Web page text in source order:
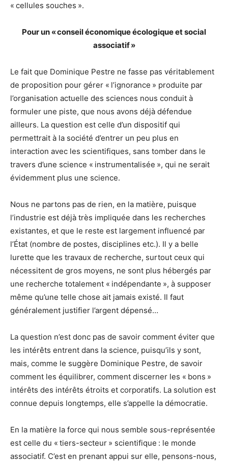
« cellules souches ».
Pour un « conseil économique écologique et social
associatif »
Le fait que Dominique Pestre ne fasse pas véritablement
de proposition pour gérer « l’ignorance » produite par
l’organisation actuelle des sciences nous conduit à
formuler une piste, que nous avons déjà défendue
ailleurs. La question est celle d’un dispositif qui
permettrait à la société d’entrer un peu plus en
interaction avec les scientifiques, sans tomber dans le
travers d’une science « instrumentalisée », qui ne serait
évidemment plus une science.
Nous ne partons pas de rien, en la matière, puisque
l’industrie est déjà très impliquée dans les recherches
existantes, et que le reste est largement influencé par
l’État (nombre de postes, disciplines etc.). Il y a belle
lurette que les travaux de recherche, surtout ceux qui
nécessitent de gros moyens, ne sont plus hébergés par
une recherche totalement « indépendante », à supposer
même qu’une telle chose ait jamais existé. Il faut
généralement justifier l’argent dépensé…
La question n’est donc pas de savoir comment éviter que
les intérêts entrent dans la science, puisqu’ils y sont,
mais, comme le suggère Dominique Pestre, de savoir
comment les équilibrer, comment discerner les « bons »
intérêts des intérêts étroits et corporatifs. La solution est
connue depuis longtemps, elle s’appelle la démocratie.
En la matière la force qui nous semble sous-représentée
est celle du « tiers-secteur » scientifique : le monde
associatif. C’est en prenant appui sur elle, pensons-nous,